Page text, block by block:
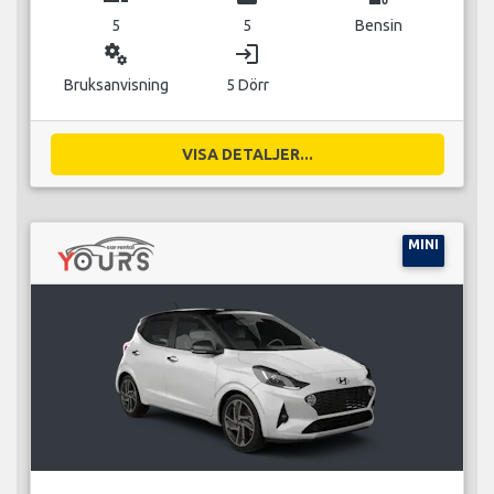
5 5 Bensin
miscellaneous_services
Bruksanvisning
login
5 Dörr
VISA DETALJER...
MINI